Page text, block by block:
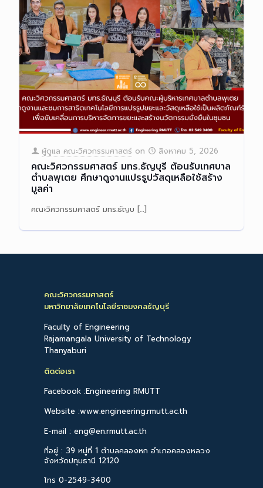
ผู้ดูแล คณะวิศวกรรมศาสตร์ on สิงหาคม 5, 2026
คณะวิศวกรรมศาสตร์ มทร.ธัญบุรี ต้อนรับเทศบาล
ตำบลพุเตย ศึกษาดูงานแปรรูปวัสดุเหลือใช้สร้าง
มูลค่า
คณะวิศวกรรมศาสตร์ มทร.ธัญบ […]
คณะวิศวกรรมศาสตร์
มหาวิทยาลัยเทคโนโลยีราชมงคลธัญบุรี
Faculty of Engineering
Rajamangala University of Technology
Thanyaburi
ติดต่อเรา
Facebook :Engineering RMUTT
Website :www.engineering.rmutt.ac.th
E-mail : eng@en.rmutt.ac.th
ที่อยู่ : 39 หมู่ที่ 1 ตำบลคลองหก อำเภอคลองหลวง
จังหวัดปทุมธานี 12120
โทร 0-2549-3400